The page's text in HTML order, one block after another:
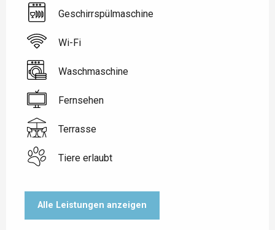
Geschirrspülmaschine
Wi-Fi
Waschmaschine
Fernsehen
Terrasse
Tiere erlaubt
Alle Leistungen anzeigen